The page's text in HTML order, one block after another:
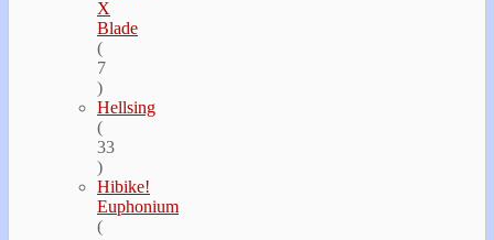
Х
Blade
(
7
)
Hellsing
(
33
)
Hibike!
Euphonium
(